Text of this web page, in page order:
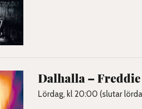
Dalhalla – Freddie
Lördag, kl 20:00 (slutar